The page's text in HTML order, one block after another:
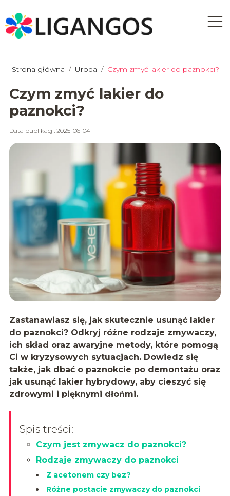
Strona główna / Uroda / Czym zmyć lakier do paznokci?
Czym zmyć lakier do
paznokci?
Data publikacji: 2025-06-04
Zastanawiasz się, jak skutecznie usunąć lakier
do paznokci? Odkryj różne rodzaje zmywaczy,
ich skład oraz awaryjne metody, które pomogą
Ci w kryzysowych sytuacjach. Dowiedz się
także, jak dbać o paznokcie po demontażu oraz
jak usunąć lakier hybrydowy, aby cieszyć się
zdrowymi i pięknymi dłońmi.
Spis treści:
Czym jest zmywacz do paznokci?
Rodzaje zmywaczy do paznokci
Z acetonem czy bez?
Różne postacie zmywaczy do paznokci